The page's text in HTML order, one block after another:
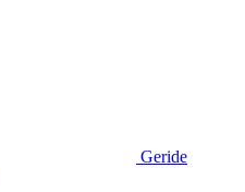
Geride